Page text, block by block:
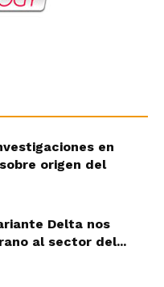
en
origen del
Delta nos
al sector del...